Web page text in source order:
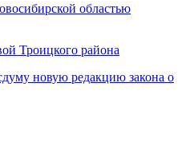
областью
Троицкого района
новую редакцию закона о